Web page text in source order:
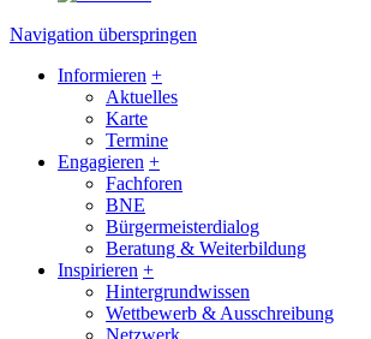
Navigation überspringen
Informieren +
Aktuelles
Karte
Termine
Engagieren +
Fachforen
BNE
Bürgermeisterdialog
Beratung & Weiterbildung
Inspirieren +
Hintergrundwissen
Wettbewerb & Ausschreibung
Netzwerk